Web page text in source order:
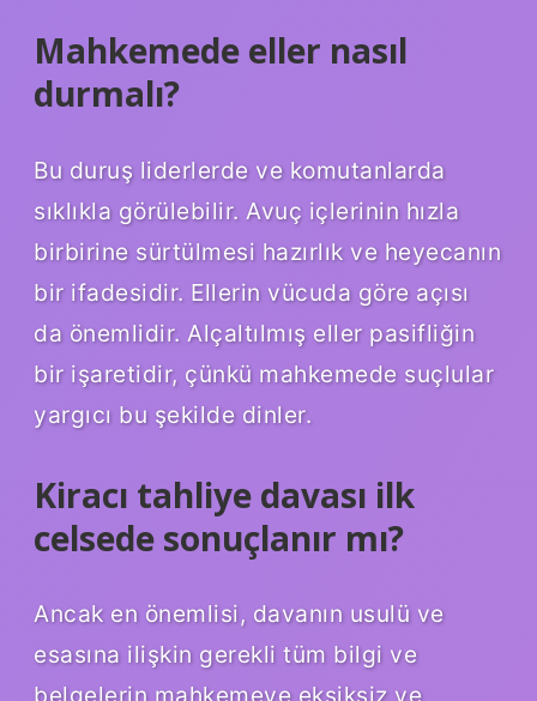
Mahkemede eller nasıl
durmalı?
Bu duruş liderlerde ve komutanlarda
sıklıkla görülebilir. Avuç içlerinin hızla
birbirine sürtülmesi hazırlık ve heyecanın
bir ifadesidir. Ellerin vücuda göre açısı
da önemlidir. Alçaltılmış eller pasifliğin
bir işaretidir, çünkü mahkemede suçlular
yargıcı bu şekilde dinler.
Kiracı tahliye davası ilk
celsede sonuçlanır mı?
Ancak en önemlisi, davanın usulü ve
esasına ilişkin gerekli tüm bilgi ve